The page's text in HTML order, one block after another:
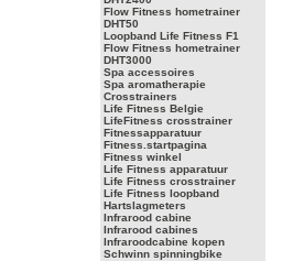
Flow Fitness hometrainer
DHT50
Loopband Life Fitness F1
Flow Fitness hometrainer
DHT3000
Spa accessoires
Spa aromatherapie
Crosstrainers
Life Fitness Belgie
LifeFitness crosstrainer
Fitnessapparatuur
Fitness.startpagina
Fitness winkel
Life Fitness apparatuur
Life Fitness crosstrainer
Life Fitness loopband
Hartslagmeters
Infrarood cabine
Infrarood cabines
Infraroodcabine kopen
Schwinn spinningbike